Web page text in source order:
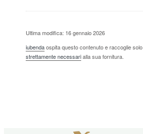
Ultima modifica: 16 gennaio 2026
iubendaospita questo contenuto e raccoglie solo
strettamente necessarialla sua fornitura.